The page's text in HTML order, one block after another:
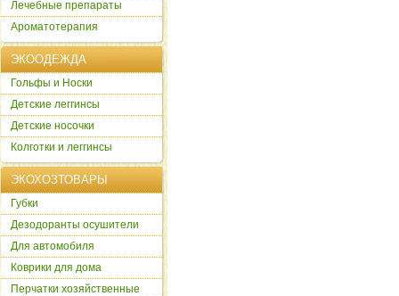
Лечебные препараты
Ароматотерапия
ЭКООДЕЖДА
Гольфы и Носки
Детские леггинсы
Детские носочки
Колготки и леггинсы
ЭКОХОЗТОВАРЫ
Губки
Дезодоранты осушители
Для автомобиля
Коврики для дома
Перчатки хозяйственные